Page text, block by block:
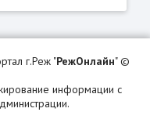
г.Реж "РежОнлайн" ©
информации с